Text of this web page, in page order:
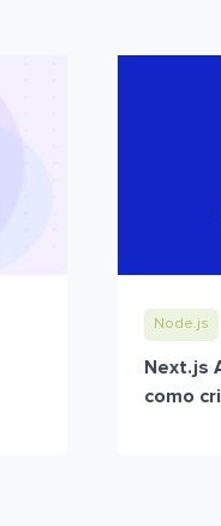
Node.js
Next.js
como